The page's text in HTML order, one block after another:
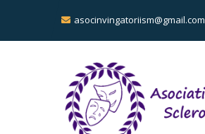
asocinvingatoriism@gmail.com